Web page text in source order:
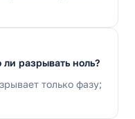
разрывать ноль?
только фазу;